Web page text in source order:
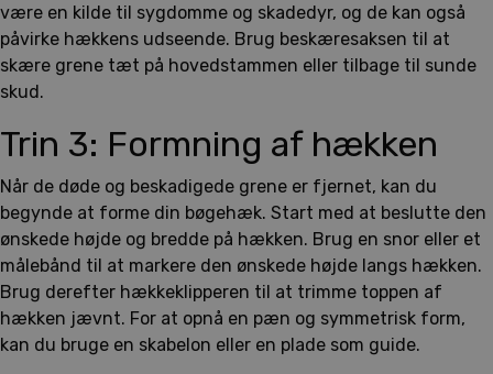
være en kilde til sygdomme og skadedyr, og de kan også
påvirke hækkens udseende. Brug beskæresaksen til at
skære grene tæt på hovedstammen eller tilbage til sunde
skud.
Trin 3: Formning af hækken
Når de døde og beskadigede grene er fjernet, kan du
begynde at forme din bøgehæk. Start med at beslutte den
ønskede højde og bredde på hækken. Brug en snor eller et
målebånd til at markere den ønskede højde langs hækken.
Brug derefter hækkeklipperen til at trimme toppen af
hækken jævnt. For at opnå en pæn og symmetrisk form,
kan du bruge en skabelon eller en plade som guide.